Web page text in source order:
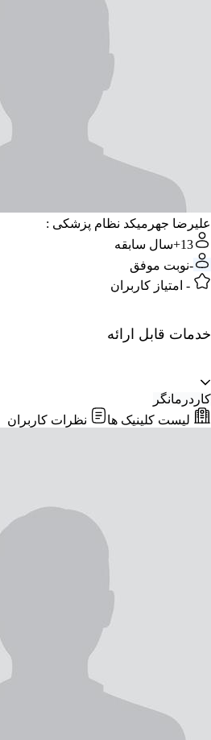
علیرضا جهرمیکد نظام پزشکی :
13+ سال سابقه
-نوبت موفق
- امتیاز کاربران
خدمات قابل ارائه
کاردرمانگر
لیست کلینیک ها
نظرات کاربران